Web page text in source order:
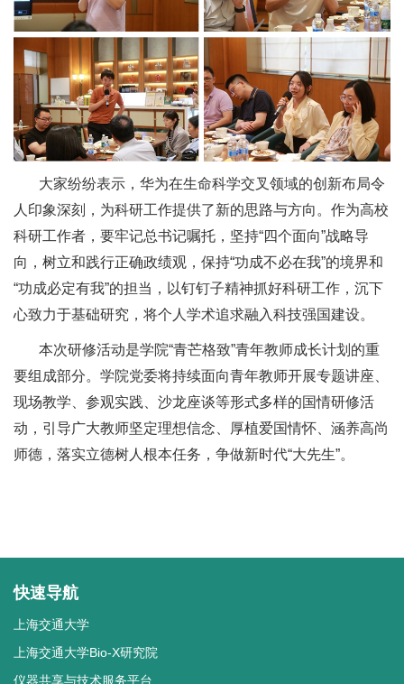
大家纷纷表示，华为在生命科学交叉领域的创新布局令
人印象深刻，为科研工作提供了新的思路与方向。作为高校
科研工作者，要牢记总书记嘱托，坚持“四个面向”战略导
向，树立和践行正确政绩观，保持“功成不必在我”的境界和
“功成必定有我”的担当，以钉钉子精神抓好科研工作，沉下
心致力于基础研究，将个人学术追求融入科技强国建设。
本次研修活动是学院“青芒格致”青年教师成长计划的重
要组成部分。学院党委将持续面向青年教师开展专题讲座、
现场教学、参观实践、沙龙座谈等形式多样的国情研修活
动，引导广大教师坚定理想信念、厚植爱国情怀、涵养高尚
师德，落实立德树人根本任务，争做新时代“大先生”。
快速导航
上海交通大学
上海交通大学Bio-X研究院
仪器共享与技术服务平台